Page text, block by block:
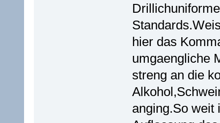
hier das
umgaengliche
streng an die
anging.So weit